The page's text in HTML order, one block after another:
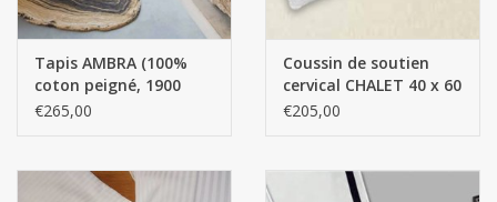
Le bord en jersey cousu sur le côté et l'élastique tout autour
assurent un ajustement parfait du dessus du matelas.
Convient aux matelas jusqu'à 30 cm d'épaisseur.
jusqu'à 90°C et peut être séché en machine.
Tapis AMBRA (100%
coton peigné, 1900
gr/m2)
€265,00
Coussin de soutien
cervical CHALET 40 x 60
cm
€205,00